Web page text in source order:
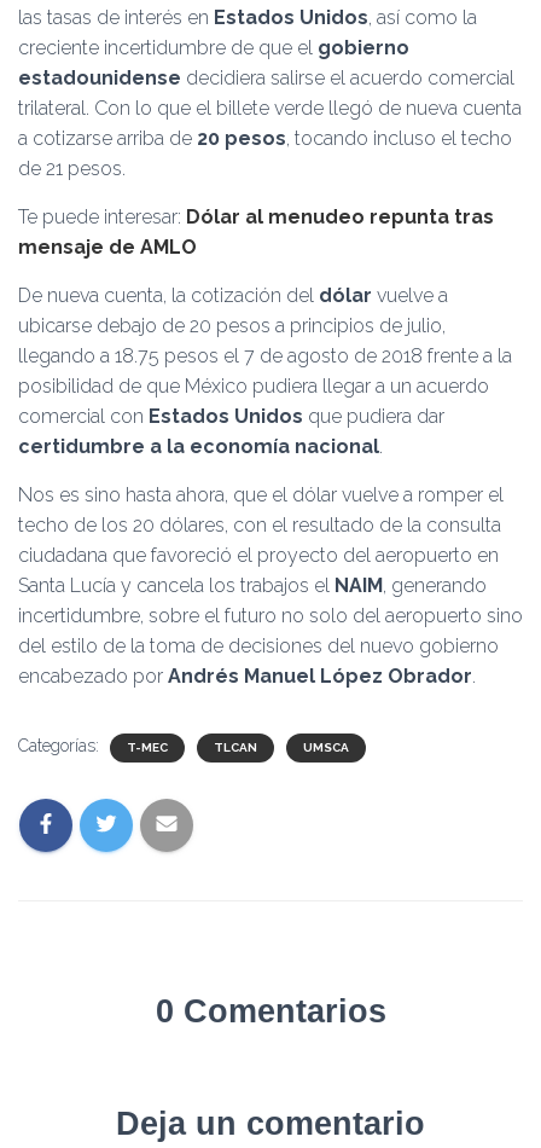
las tasas de interés en Estados Unidos, así como la
creciente incertidumbre de que el gobierno
estadounidense decidiera salirse el acuerdo comercial
trilateral. Con lo que el billete verde llegó de nueva cuenta
a cotizarse arriba de 20 pesos, tocando incluso el techo
de 21 pesos.
Te puede interesar: Dólar al menudeo repunta tras
mensaje de AMLO
De nueva cuenta, la cotización del dólar vuelve a
ubicarse debajo de 20 pesos a principios de julio,
llegando a 18.75 pesos el 7 de agosto de 2018 frente a la
posibilidad de que México pudiera llegar a un acuerdo
comercial con Estados Unidos que pudiera dar
certidumbre a la economía nacional.
Nos es sino hasta ahora, que el dólar vuelve a romper el
techo de los 20 dólares, con el resultado de la consulta
ciudadana que favoreció el proyecto del aeropuerto en
Santa Lucía y cancela los trabajos el NAIM, generando
incertidumbre, sobre el futuro no solo del aeropuerto sino
del estilo de la toma de decisiones del nuevo gobierno
encabezado por Andrés Manuel López Obrador.
Categorías: T-MEC TLCAN UMSCA
0 Comentarios
Deja un comentario